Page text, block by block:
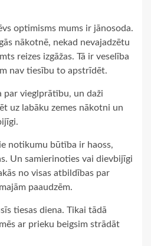
optimisms mums ir jānosoda.
nākotnē, nekad nevajadzētu
reizes izgāžas. Tā ir veselība
nav tiesību to apstrīdēt.
par vieglprātību, un daži
uz labāku zemes nākotni un
notikumu būtība ir haoss,
Un samierinoties vai dievbijīgi
no visas atbildības par
paaudzēm.
tiesas diena. Tikai tādā
ar prieku beigsim strādāt